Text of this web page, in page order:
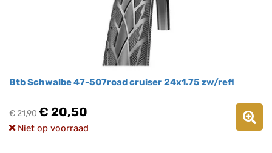
Btb Schwalbe 47-507road cruiser 24x1.75 zw/refl
€ 21,90€ 20,50
Niet op voorraad